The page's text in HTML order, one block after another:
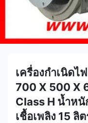
เครื่องกำเนิดไ
700 X 500 X
Class H น้ำห
เชื้อเพลิง 15 ลิ